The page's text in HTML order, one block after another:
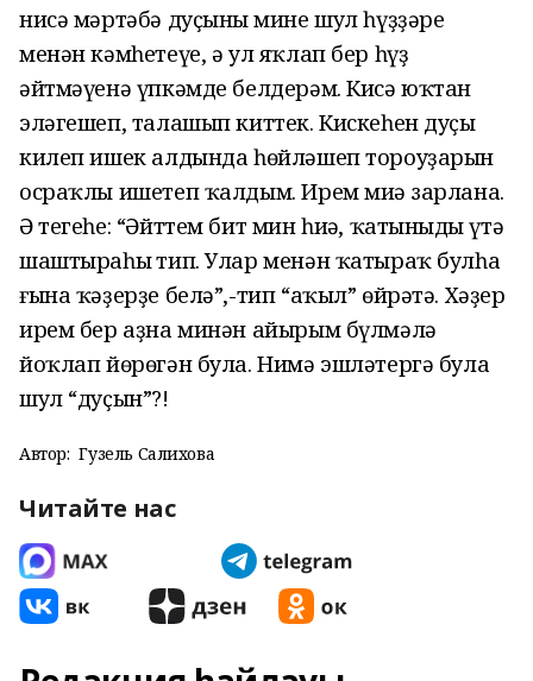
нисә мәртәбә дуҫының мине шул һүҙҙәре
менән кәмһетеүе, ә ул яҡлап бер һүҙ
әйтмәүенә үпкәмде белдерәм. Кисә юҡтан
эләгешеп, талашып киттек. Кискеһен дуҫы
килеп ишек алдында һөйләшеп тороуҙарын
осраҡлы ишетеп ҡалдым. Ирем миңә зарлана.
Ә тегеһе: “Әйттем бит мин һиңә, ҡатыныңды үтә
шаштыраһың тип. Улар менән ҡатыраҡ булһаң
ғына ҡәҙерҙе белә”,-тип “аҡыл” өйрәтә. Хәҙер
ирем бер аҙна минән айырым бүлмәлә
йоҡлап йөрөгән була. Нимә эшләтергә була
шул “дуҫын”?!
Автор: Гузель Салихова
Читайте нас